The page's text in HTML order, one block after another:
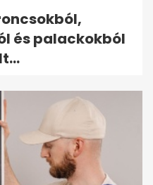
és palackokból